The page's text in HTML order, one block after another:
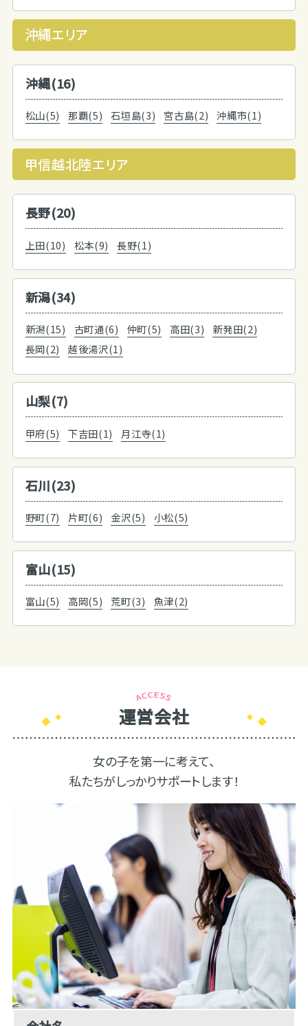
沖縄エリア
沖縄(16)
松山(5) 那覇(5) 石垣島(3) 宮古島(2) 沖縄市(1)
甲信越北陸エリア
長野(20)
上田(10) 松本(9) 長野(1)
新潟(34)
新潟(15) 古町通(6) 仲町(5) 高田(3)
新発田(2)
長岡(2)
越後湯沢(1)
山梨(7)
甲府(5) 下吉田(1) 月江寺(1)
石川(23)
野町(7) 片町(6) 金沢(5) 小松(5)
富山(15)
富山(5) 高岡(5) 荒町(3) 魚津(2)
運営会社
女の子を第一に考えて、
私たちがしっかりサポートします！